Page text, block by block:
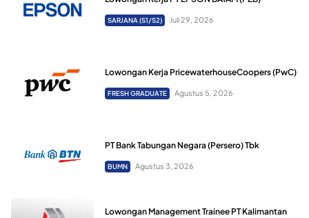
SARJANA (S1/S2) Juli 29, 2026
Lowongan Kerja PricewaterhouseCoopers (PwC)
FRESH GRADUATE Agustus 5, 2026
PT Bank Tabungan Negara (Persero) Tbk
BUMN Agustus 3, 2026
Lowongan Management Trainee PT Kalimantan